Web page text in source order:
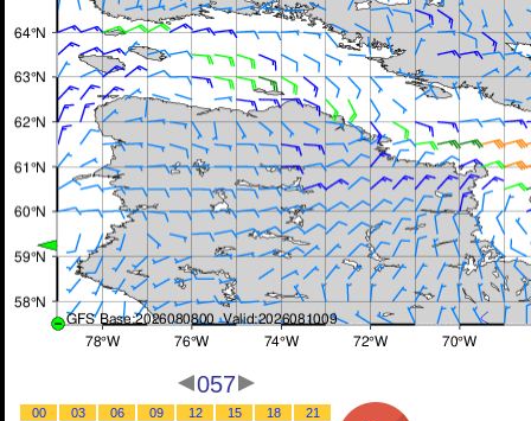
057
00 03 06 09 12 15 18
21